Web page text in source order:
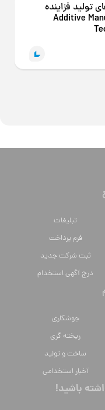
تولید فزاینده
Additive
تبلیغات
فرم پرداخت
ثبت شرکت جدید
درج آگهی استخدام
جوشکاری
ریخته گری
ساخت و تولید
آخبار استخدامی
باشید!